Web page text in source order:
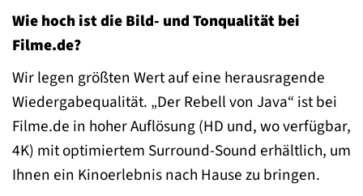
Wie hoch ist die Bild- und Tonqualität bei
Filme.de?
Wir legen größten Wert auf eine herausragende
Wiedergabequalität. „Der Rebell von Java“ ist bei
Filme.de in hoher Auflösung (HD und, wo verfügbar,
4K) mit optimiertem Surround-Sound erhältlich, um
Ihnen ein Kinoerlebnis nach Hause zu bringen.